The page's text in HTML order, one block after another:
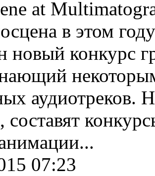
at
в этом
новый конкурс
аудиотреков.
составят
07:23